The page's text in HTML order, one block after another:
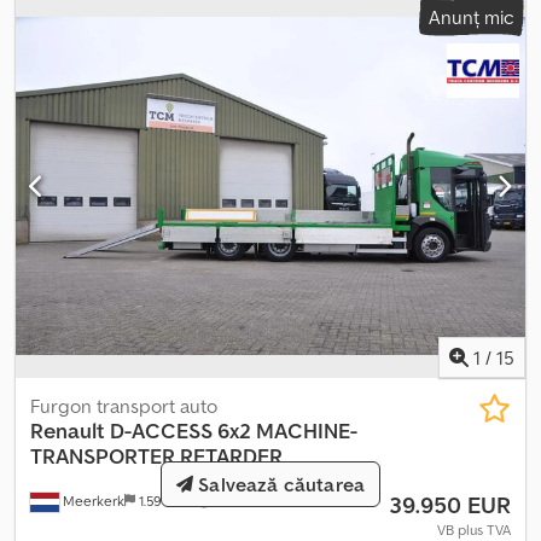
stare)- radierea imediată a autovehiculului gratuit- serviciu de
înmatriculare pentru 150 € (inclusiv taxe, plăcuțe)- numere
provizorii- vizionare și test drive posibil oricând prin programare
telefonică- livrare la domiciliu posibilă de comun acord. Ne
rezervăm dreptul la modificări și vânzare intermediară.
Anunț mic
1 / 15
Meerkerk 1.598 km
Furgon transport auto
Renault D-ACCESS 6x2 MACHINE-
TRANSPORTER RETARDER
39.950 EUR
VB plus TVA
Salvează căutarea